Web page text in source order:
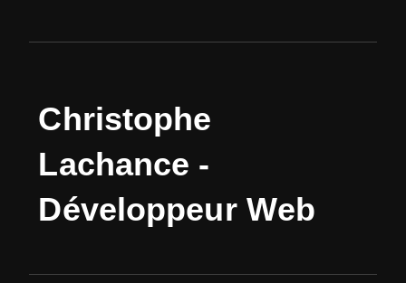
Christophe
Lachance -
Développeur Web